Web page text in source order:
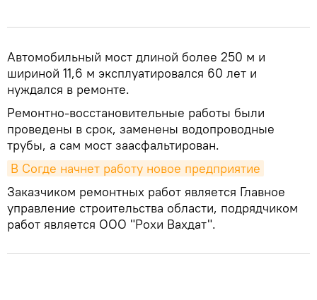
Автомобильный мост длиной более 250 м и
шириной 11,6 м эксплуатировался 60 лет и
нуждался в ремонте.
Ремонтно-восстановительные работы были
проведены в срок, заменены водопроводные
трубы, а сам мост заасфальтирован.
В Согде начнет работу новое предприятие
Заказчиком ремонтных работ является Главное
управление строительства области, подрядчиком
работ является ООО "Рохи Вахдат".